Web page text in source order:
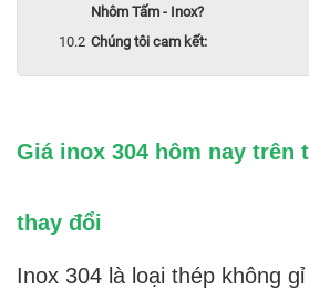
Nhôm Tấm - Inox?
Chúng tôi cam kết:
Giá inox 304 hôm nay
thay đổi
Inox 304 là loại thép không